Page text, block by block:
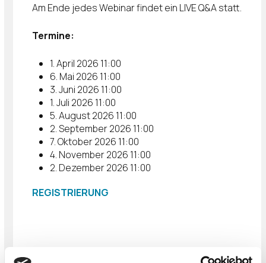
Am Ende jedes Webinar findet ein LIVE Q&A statt.
Termine:
1. April 2026 11:00
6. Mai 2026 11:00
3. Juni 2026 11:00
1. Juli 2026 11:00
5. August 2026 11:00
2. September 2026 11:00
7. Oktober 2026 11:00
4. November 2026 11:00
2. Dezember 2026 11:00
REGISTRIERUNG